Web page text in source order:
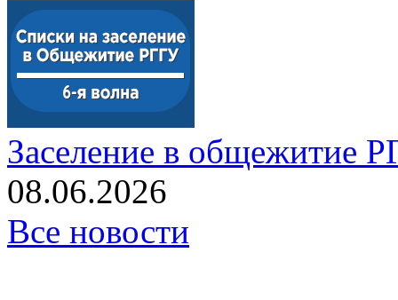
Заселение в общежитие
08.06.2026
Все новости